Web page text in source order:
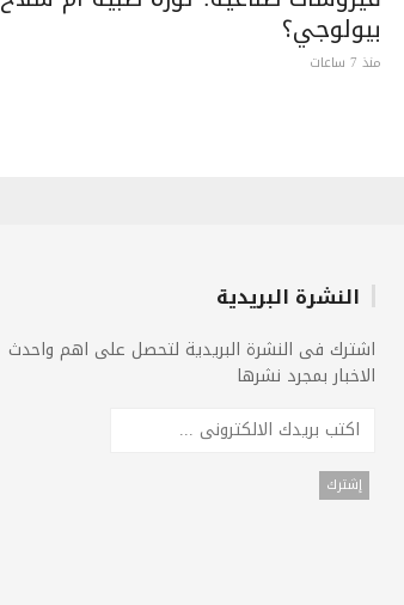
بيولوجي؟
منذ 7 ساعات
النشرة البريدية
اشترك فى النشرة البريدية لتحصل على اهم واحدث
الاخبار بمجرد نشرها